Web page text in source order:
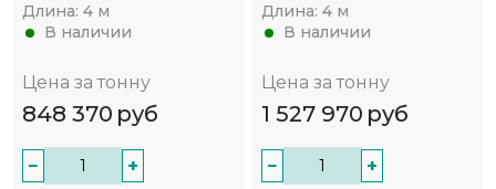
Длина: 4 м
В наличии
Цена за тонну
848 370 руб
− +
Длина: 4 м
В наличии
Цена за тонну
1 527 970 руб
− +